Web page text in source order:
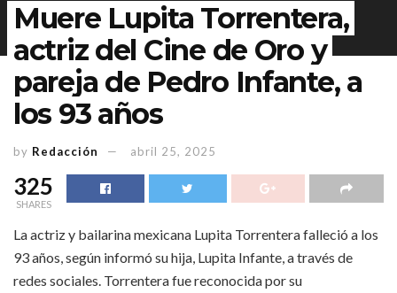
Muere Lupita Torrentera,
actriz del Cine de Oro y
pareja de Pedro Infante, a
los 93 años
by Redacción abril 25, 2025
325
SHARES
La actriz y bailarina mexicana Lupita Torrentera falleció a los
93 años, según informó su hija, Lupita Infante, a través de
redes sociales. Torrentera fue reconocida por su